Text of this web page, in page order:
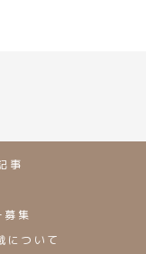
事
募集
について